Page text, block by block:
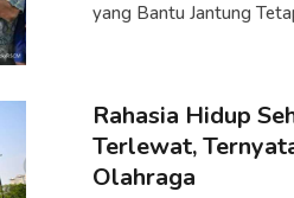
yang Bantu Jantung
Rahasia Hidup
Terlewat,
Olahraga